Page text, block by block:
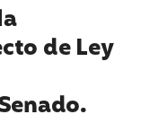
de Ley